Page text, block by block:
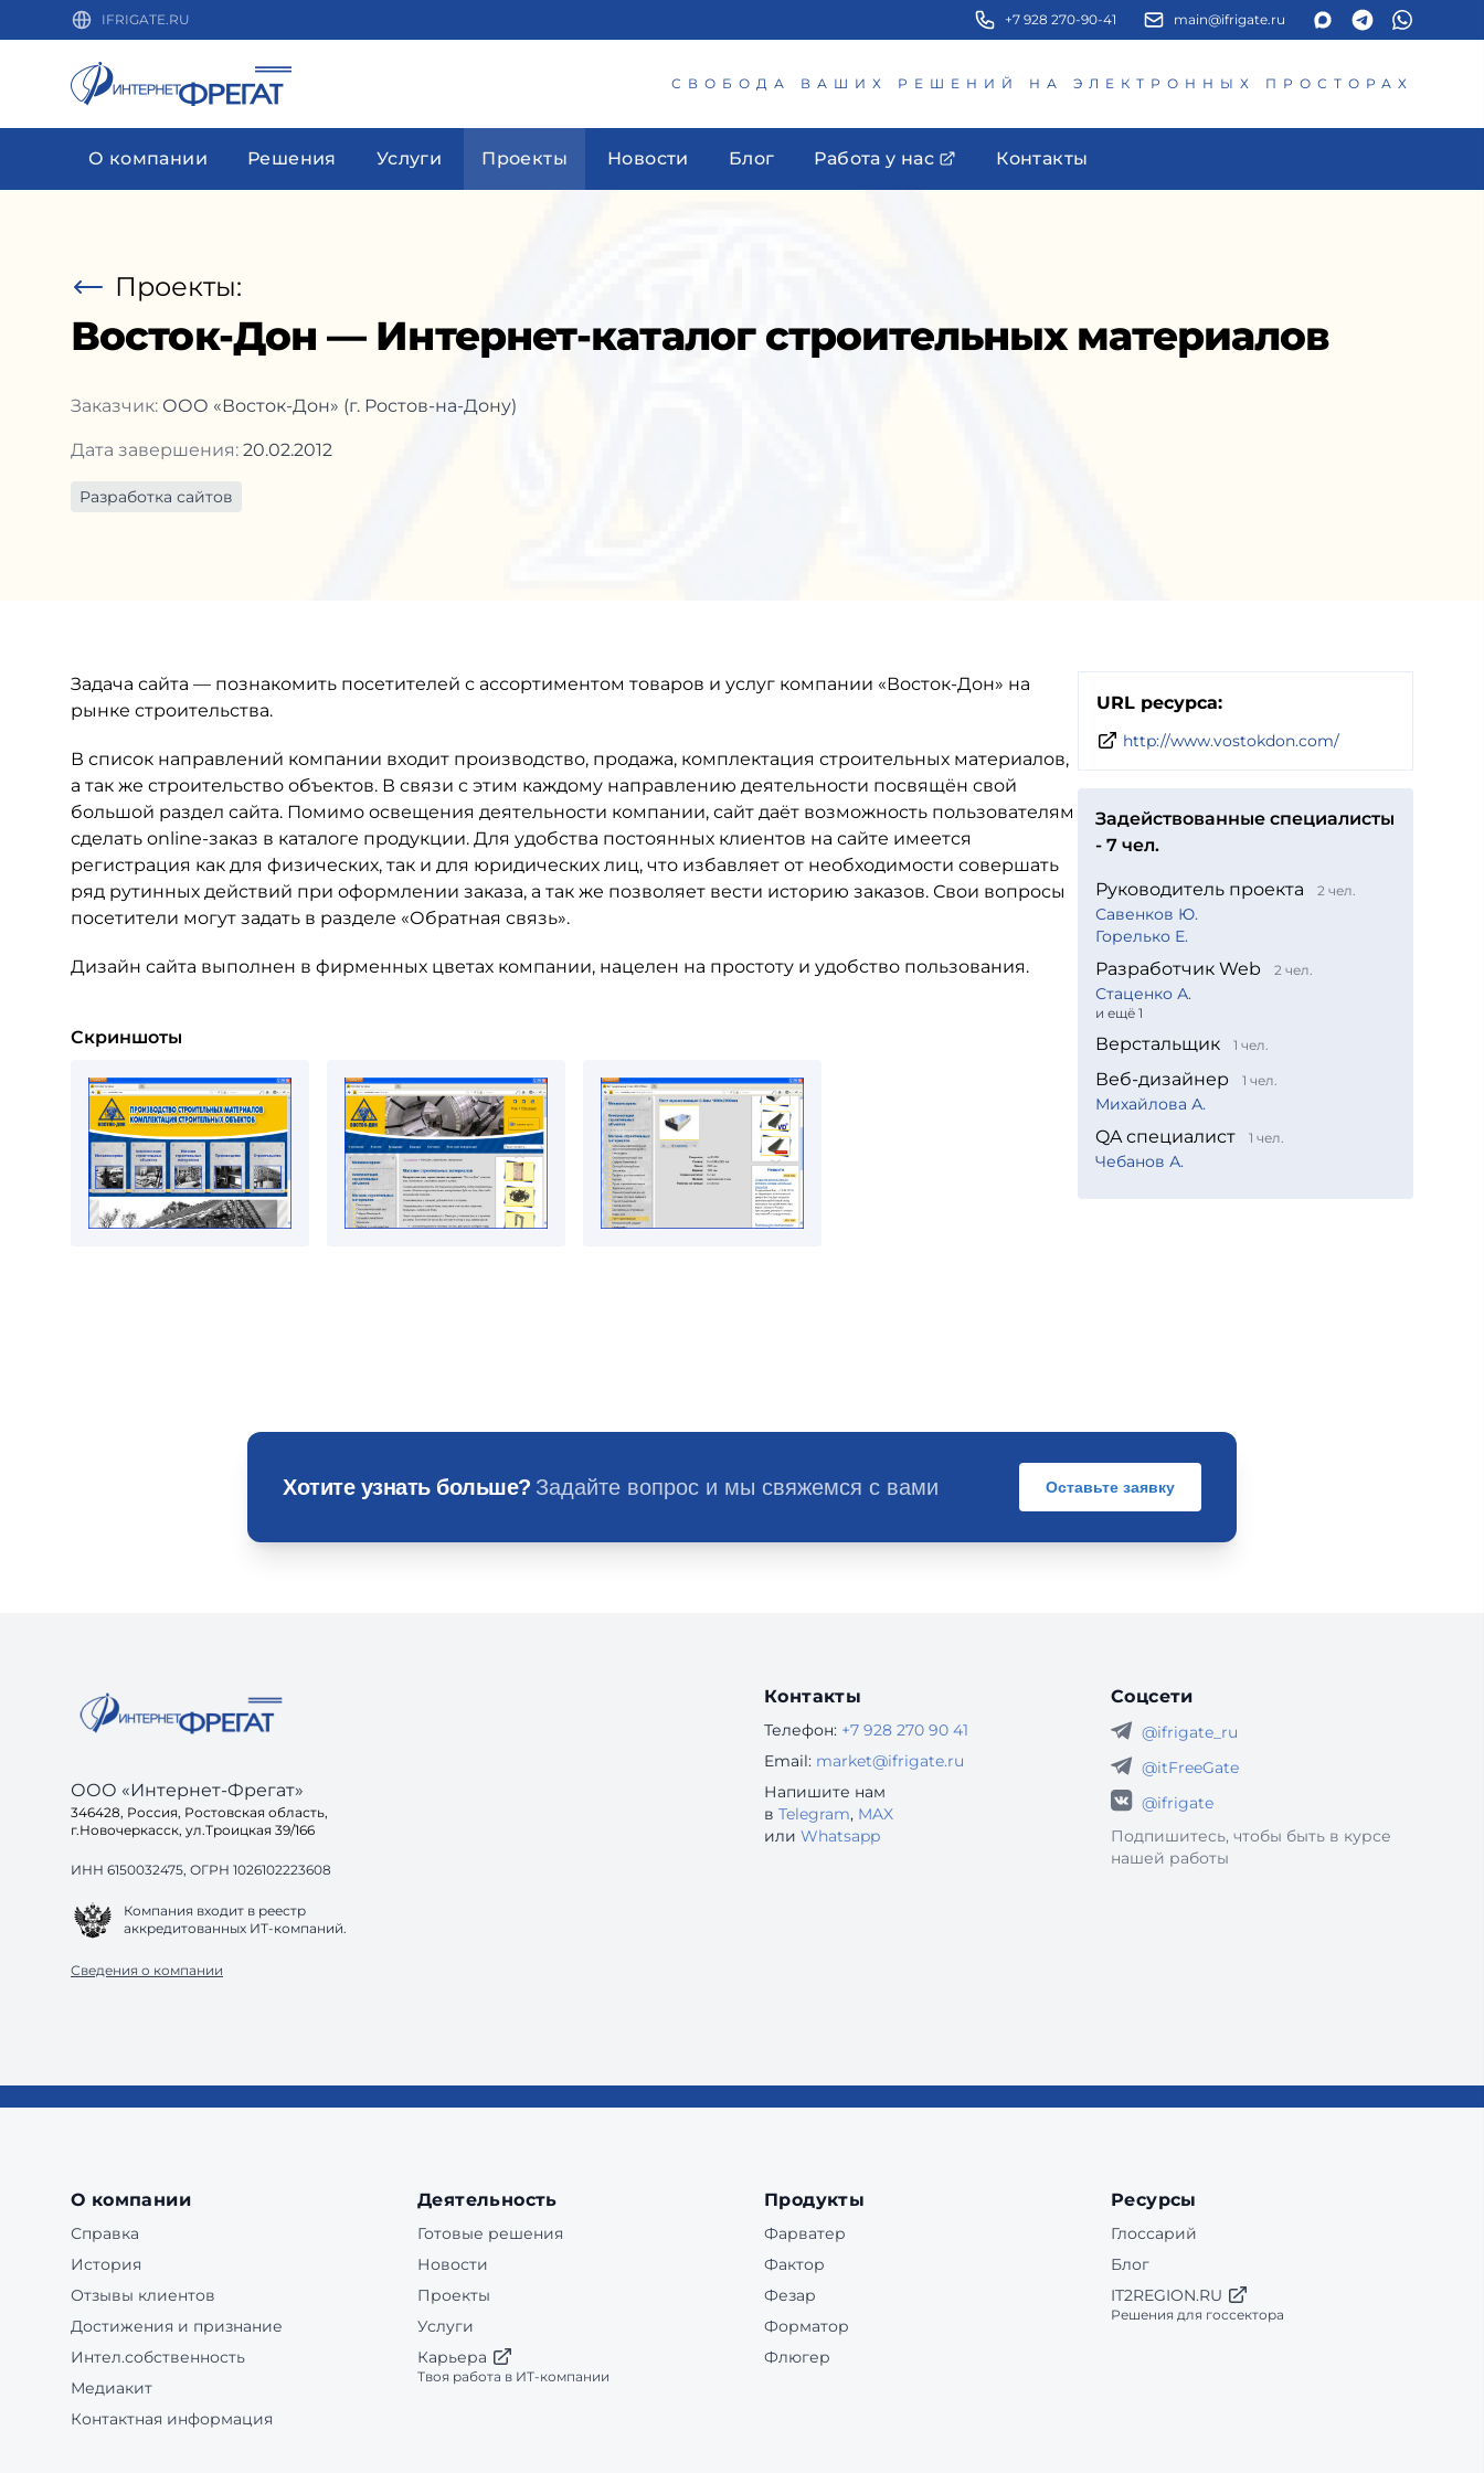
IFRIGATE.RU +7 928 270-90-41 main@ifrigate.ru
СВОБОДА ВАШИХ РЕШЕНИЙ НА ЭЛЕКТРОННЫХ ПРОСТОРАХ
О компании Решения Услуги Проекты Новости Блог Работа у нас Контакты
Проекты:
Восток-Дон — Интернет-каталог строительных материалов
Заказчик: ООО «Восток-Дон» (г. Ростов-на-Дону)
Дата завершения: 20.02.2012
Разработка сайтов
Задача сайта — познакомить посетителей с ассортиментом товаров и услуг компании «Восток-Дон» на
рынке строительства.
В список направлений компании входит производство, продажа, комплектация строительных материалов,
а так же строительство объектов. В связи с этим каждому направлению деятельности посвящён свой
большой раздел сайта. Помимо освещения деятельности компании, сайт даёт возможность пользователям
сделать online-заказ в каталоге продукции. Для удобства постоянных клиентов на сайте имеется
регистрация как для физических, так и для юридических лиц, что избавляет от необходимости совершать
ряд рутинных действий при оформлении заказа, а так же позволяет вести историю заказов. Свои вопросы
посетители могут задать в разделе «Обратная связь».
Дизайн сайта выполнен в фирменных цветах компании, нацелен на простоту и удобство пользования.
Скриншоты
URL ресурса:
http://www.vostokdon.com/
Задействованные специалисты
- 7 чел.
Руководитель проекта 2 чел.
Савенков Ю.
Горелько Е.
Разработчик Web 2 чел.
Стаценко А.
и ещё 1
Верстальщик 1 чел.
Веб-дизайнер 1 чел.
Михайлова А.
QA специалист 1 чел.
Чебанов А.
Хотите узнать больше? Задайте вопрос и мы свяжемся с вами Оставьте заявку
ООО «Интернет-Фрегат»
346428, Россия, Ростовская область,
г.Новочеркасск, ул.Троицкая 39/166
ИНН 6150032475, ОГРН 1026102223608
Компания входит в реестр
аккредитованных ИТ-компаний.
Сведения о компании
Контакты
Телефон: +7 928 270 90 41
Email: market@ifrigate.ru
Напишите нам
в Telegram, MAX
или Whatsapp
Соцсети
@ifrigate_ru
@itFreeGate
@ifrigate
Подпишитесь, чтобы быть в курсе
нашей работы
О компании
Справка
История
Отзывы клиентов
Достижения и признание
Интел.собственность
Медиакит
Контактная информация
Деятельность
Готовые решения
Новости
Проекты
Услуги
Карьера
Твоя работа в ИТ-компании
Продукты
Фарватер
Фактор
Фезар
Форматор
Флюгер
Ресурсы
Глоссарий
Блог
IT2REGION.RU
Решения для госсектора